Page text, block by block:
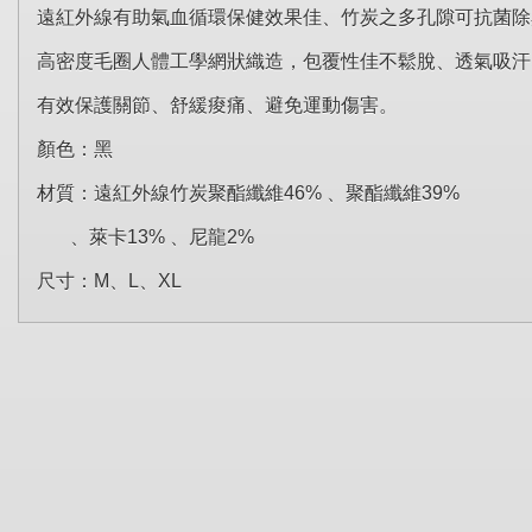
遠紅外線有助氣血循環保健效果佳、竹炭之多孔隙可抗菌
高密度毛圈人體工學網狀織造，包覆性佳不鬆脫、透氣吸汗
有效保護關節、舒緩痠痛、避免運動傷害。
顏色：黑
材質：遠紅外線竹炭聚酯纖維46% 、聚酯纖維39%
、萊卡13% 、尼龍2%
尺寸：M、L、XL